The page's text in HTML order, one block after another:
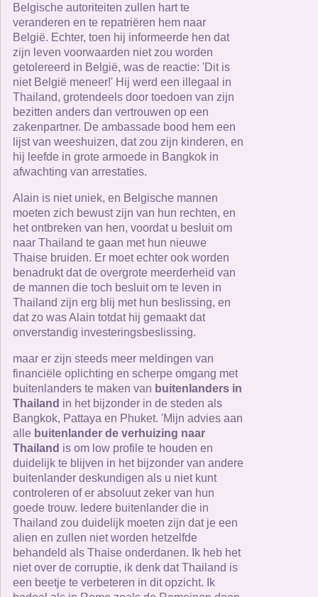
Belgische autoriteiten zullen hart te
veranderen en te repatriëren hem naar
België. Echter, toen hij informeerde hen dat
zijn leven voorwaarden niet zou worden
getolereerd in België, was de reactie: 'Dit is
niet België meneer!' Hij werd een illegaal in
Thailand, grotendeels door toedoen van zijn
bezitten anders dan vertrouwen op een
zakenpartner. De ambassade bood hem een ​​
lijst van weeshuizen, dat zou zijn kinderen, en
hij leefde in grote armoede in Bangkok in
afwachting van arrestaties.
Alain is niet uniek, en Belgische mannen
moeten zich bewust zijn van hun rechten, en
het ontbreken van hen, voordat u besluit om
naar Thailand te gaan met hun nieuwe
Thaise bruiden. Er moet echter ook worden
benadrukt dat de overgrote meerderheid van
de mannen die toch besluit om te leven in
Thailand zijn erg blij met hun beslissing, en
dat zo was Alain totdat hij gemaakt dat
onverstandig investeringsbeslissing.
maar er zijn steeds meer meldingen van
financiële oplichting en scherpe omgang met
buitenlanders te maken van buitenlanders in
Thailand in het bijzonder in de steden als
Bangkok, Pattaya en Phuket. 'Mijn advies aan
alle buitenlander de verhuizing naar
Thailand is om low profile te houden en
duidelijk te blijven in het bijzonder van andere
buitenlander deskundigen als u niet kunt
controleren of er absoluut zeker van hun
goede trouw. Iedere buitenlander die in
Thailand zou duidelijk moeten zijn dat je een
alien en zullen niet worden hetzelfde
behandeld als Thaise onderdanen. Ik heb het
niet over de corruptie, ik denk dat Thailand is
een beetje te verbeteren in dit opzicht. Ik